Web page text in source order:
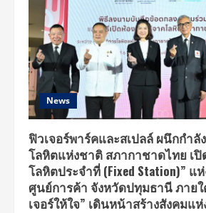
News
ฟิวเจอร์พาร์คและสเปลล์ ผนึกกำลั
โลหิตแห่งชาติ สภากาชาดไทย เปิ
โลหิตประจำที่ (Fixed Station)” แ
ศูนย์การค้า จังหวัดปทุมธานี ภายใ
เจอร์ให้ใจ” เดินหน้าสร้างสังคมแ